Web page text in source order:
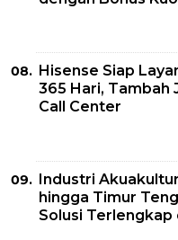
Hisense Siap
365 Hari, Tambah
Call Center
Industri
hingga Timur
Solusi Terlengkap